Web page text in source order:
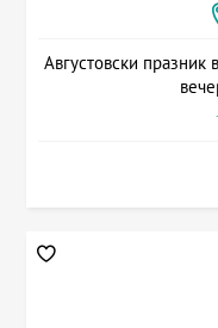
Августовски празник